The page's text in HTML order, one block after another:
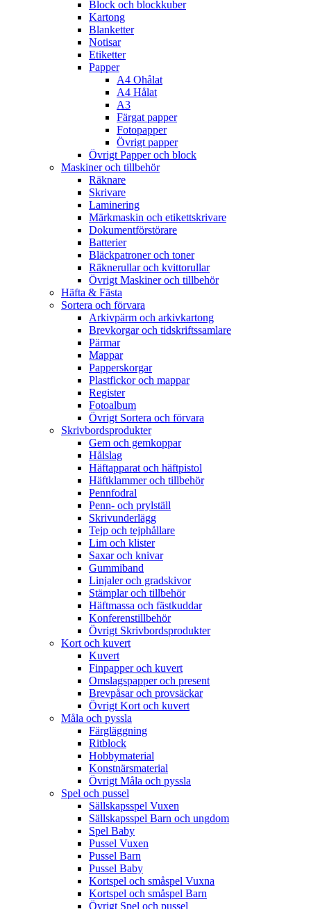
Block och blockkuber
Kartong
Blanketter
Notisar
Etiketter
Papper
A4 Ohålat
A4 Hålat
A3
Färgat papper
Fotopapper
Övrigt papper
Övrigt Papper och block
Maskiner och tillbehör
Räknare
Skrivare
Laminering
Märkmaskin och etikettskrivare
Dokumentförstörare
Batterier
Bläckpatroner och toner
Räknerullar och kvittorullar
Övrigt Maskiner och tillbehör
Häfta & Fästa
Sortera och förvara
Arkivpärm och arkivkartong
Brevkorgar och tidskriftssamlare
Pärmar
Mappar
Papperskorgar
Plastfickor och mappar
Register
Fotoalbum
Övrigt Sortera och förvara
Skrivbordsprodukter
Gem och gemkoppar
Hålslag
Häftapparat och häftpistol
Häftklammer och tillbehör
Pennfodral
Penn- och prylställ
Skrivunderlägg
Tejp och tejphållare
Lim och klister
Saxar och knivar
Gummiband
Linjaler och gradskivor
Stämplar och tillbehör
Häftmassa och fästkuddar
Konferenstillbehör
Övrigt Skrivbordsprodukter
Kort och kuvert
Kuvert
Finpapper och kuvert
Omslagspapper och present
Brevpåsar och provsäckar
Övrigt Kort och kuvert
Måla och pyssla
Färgläggning
Ritblock
Hobbymaterial
Konstnärsmaterial
Övrigt Måla och pyssla
Spel och pussel
Sällskapsspel Vuxen
Sällskapsspel Barn och ungdom
Spel Baby
Pussel Vuxen
Pussel Barn
Pussel Baby
Kortspel och småspel Vuxna
Kortspel och småspel Barn
Övrigt Spel och pussel